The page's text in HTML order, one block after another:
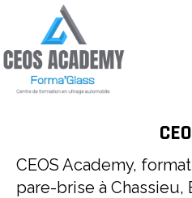
CEOS Academy,
pare-brise à Chassieu,